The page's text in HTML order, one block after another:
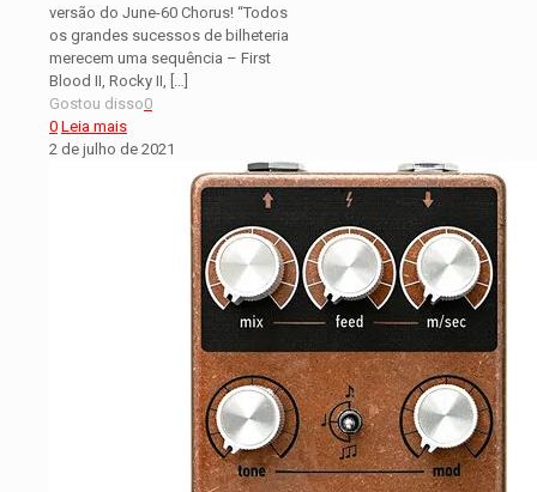
versão do June-60 Chorus! “Todos
os grandes sucessos de bilheteria
merecem uma sequência – First
Blood II, Rocky II,
Gostou disso0
0 Leia mais
2 de julho de 2021